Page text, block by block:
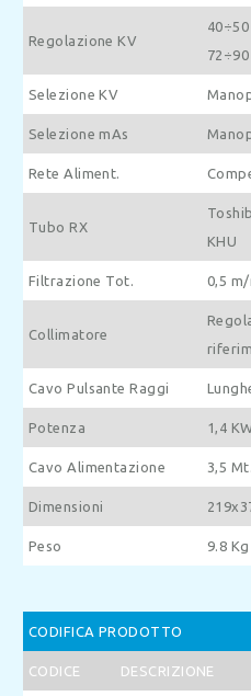
Regolazione KV
Selezione KV
Selezione mAs
Rete Aliment.
Tubo RX
KHU
Filtrazione Tot. 0,5
Collimatore
Cavo Pulsante Raggi
Potenza 1,4
Cavo Alimentazione 3,5 Mt.
Dimensioni
Peso 9.8 Kg
CODIFICA PRODOTTO
CODICE DESCRIZIONE